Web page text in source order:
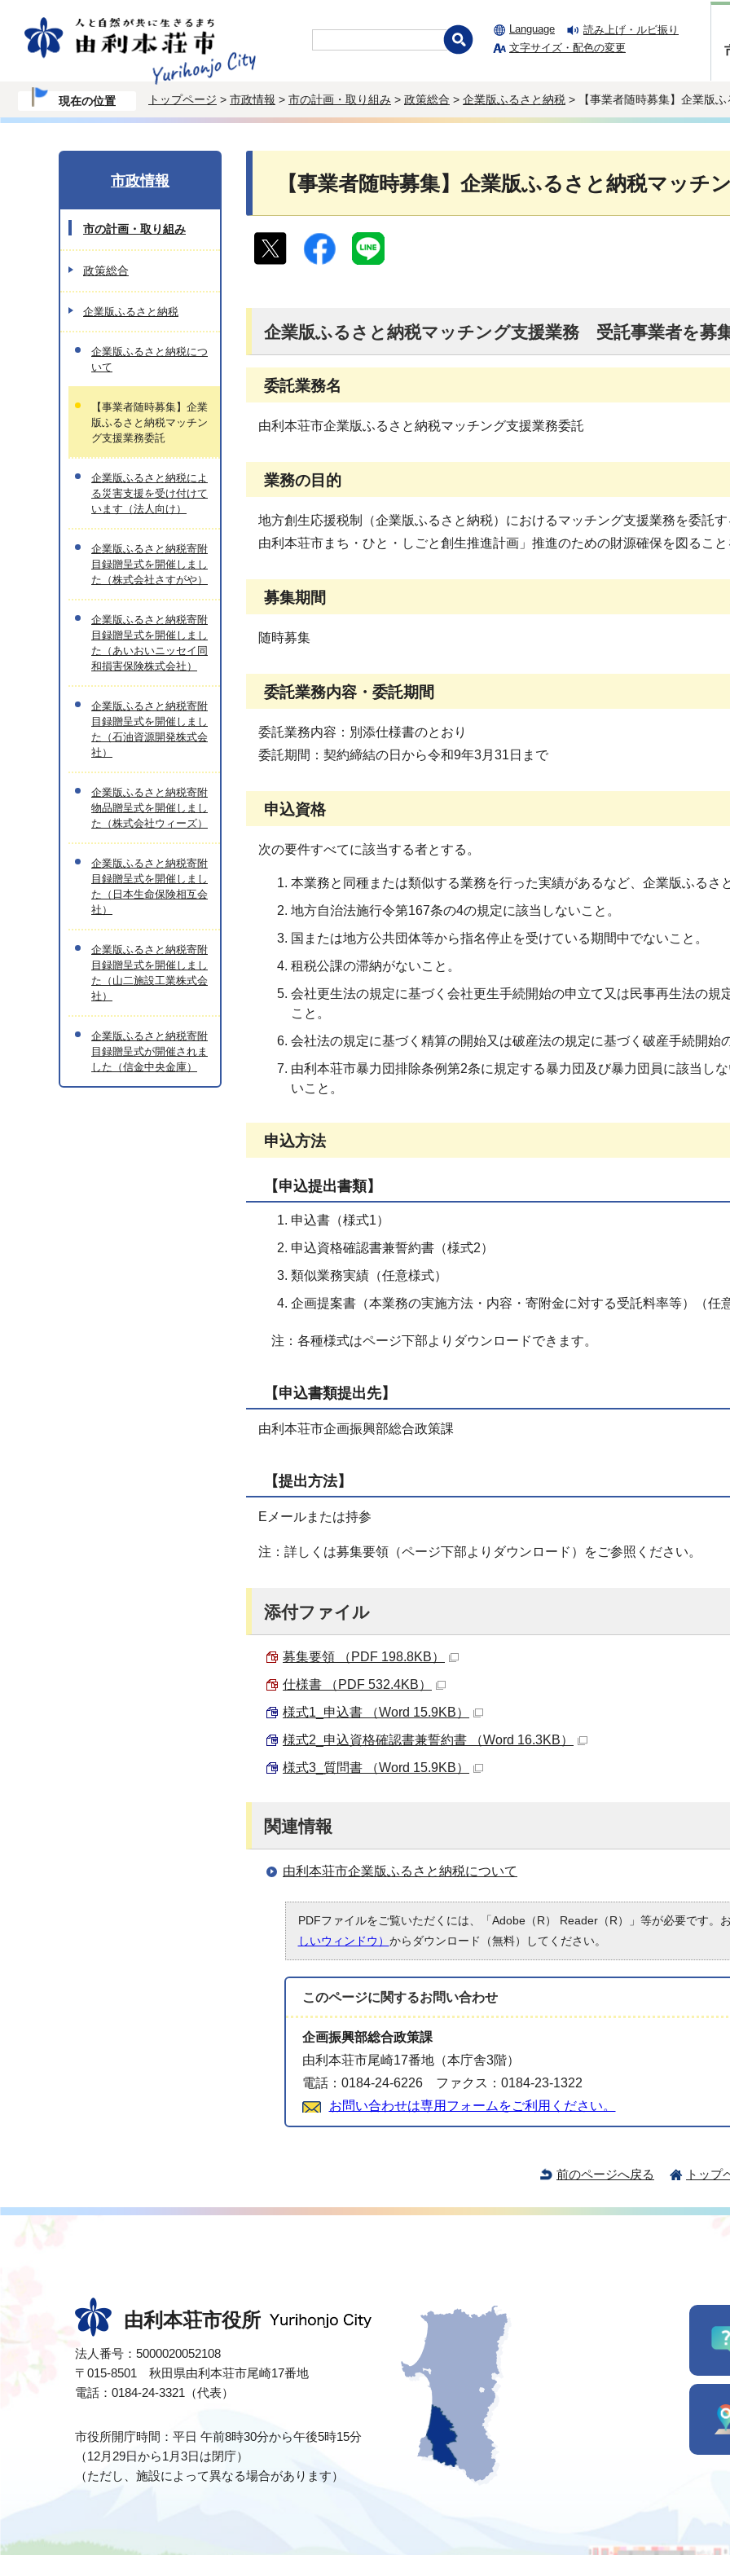
Language
読み上げ・ルビ振り
文字サイズ・配色の変更
現在の位置 トップページ > 市政情報 > 市の計画・取り組み > 政策総合 > 企業版ふるさと納税 > 【事業者随時募集】企業版
【事業者随時募集】企業版ふるさと納税マッチ
企業版ふるさと納税マッチング支援業務 受託事業者を募
委託業務名
由利本荘市企業版ふるさと納税マッチング支援業務委託
業務の目的
地方創生応援税制（企業版ふるさと納税）におけるマッチング支援業務を委託
由利本荘市まち・ひと・しごと創生推進計画」推進のための財源確保を図るこ
募集期間
随時募集
委託業務内容・委託期間
委託業務内容：別添仕様書のとおり
委託期間：契約締結の日から令和9年3月31日まで
申込資格
次の要件すべてに該当する者とする。
本業務と同種または類似する業務を行った実績があるなど、企業版ふるさ
地方自治法施行令第167条の4の規定に該当しないこと。
国または地方公共団体等から指名停止を受けている期間中でないこと。
租税公課の滞納がないこと。
会社更生法の規定に基づく会社更生手続開始の申立て又は民事再生法の
こと。
会社法の規定に基づく精算の開始又は破産法の規定に基づく破産手続開始
由利本荘市暴力団排除条例第2条に規定する暴力団及び暴力団員に該当し
いこと。
申込方法
【申込提出書類】
申込書（様式1）
申込資格確認書兼誓約書（様式2）
類似業務実績（任意様式）
企画提案書（本業務の実施方法・内容・寄附金に対する受託料率等）（任
注：各種様式はページ下部よりダウンロードできます。
【申込書類提出先】
由利本荘市企画振興部総合政策課
【提出方法】
Eメールまたは持参
注：詳しくは募集要領（ページ下部よりダウンロード）をご参照ください。
添付ファイル
募集要領 （PDF 198.8KB）
仕様書 （PDF 532.4KB）
様式1_申込書 （Word 15.9KB）
様式2_申込資格確認書兼誓約書 （Word 16.3KB）
様式3_質問書 （Word 15.9KB）
関連情報
由利本荘市企業版ふるさと納税について
PDFファイルをご覧いただくには、「Adobe（R） Reader（R）」等が必要です。
しいウィンドウ） からダウンロード（無料）してください。
このページに関するお問い合わせ
企画振興部総合政策課
由利本荘市尾崎17番地（本庁舎3階）
電話：0184-24-6226 ファクス：0184-23-1322
お問い合わせは専用フォームをご利用ください。
市政情報
市の計画・取り組み
政策総合
企業版ふるさと納税
企業版ふるさと納税につ
いて
【事業者随時募集】企業
版ふるさと納税マッチン
グ支援業務委託
企業版ふるさと納税によ
る災害支援を受け付けて
います（法人向け）
企業版ふるさと納税寄附
目録贈呈式を開催しまし
た（株式会社さすがや）
企業版ふるさと納税寄附
目録贈呈式を開催しまし
た（あいおいニッセイ同
和損害保険株式会社）
企業版ふるさと納税寄附
目録贈呈式を開催しまし
た（石油資源開発株式会
社）
企業版ふるさと納税寄附
物品贈呈式を開催しまし
た（株式会社ウィーズ）
企業版ふるさと納税寄附
目録贈呈式を開催しまし
た（日本生命保険相互会
社）
企業版ふるさと納税寄附
目録贈呈式を開催しまし
た（山二施設工業株式会
社）
企業版ふるさと納税寄附
目録贈呈式が開催されま
した（信金中央金庫）
前のページへ戻る トップ
由利本荘市役所
法人番号：5000020052108
〒015-8501 秋田県由利本荘市尾崎17番地
電話：0184-24-3321（代表）
市役所開庁時間：平日 午前8時30分から午後5時15分
（12月29日から1月3日は閉庁）
（ただし、施設によって異なる場合があります）